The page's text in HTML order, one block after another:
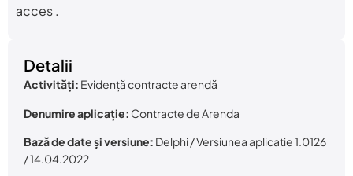
acces .
Detalii
Activități: Evidență contracte arendă
Denumire aplicație: Contracte de Arenda
Bază de date și versiune: Delphi / Versiunea aplicatie 1.0126
/ 14.04.2022